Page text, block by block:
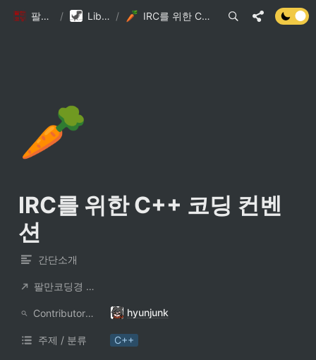
팔만코딩경 / Library DB / IRC를 위한 C++ 코딩 컨벤션
🥕
IRC를 위한 C++ 코딩 컨벤
션
간단소개
팔만코딩경 컨트리뷰터
ContributorNotionAccount hyunjunk
주제 / 분류 C++